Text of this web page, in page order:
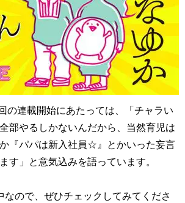
連載開始にあたっては、「チャラい
部やるしかないんだから、当然育児は
『パパは新入社員☆』とかいった妄言
す」と意気込みを語っています。
なので、ぜひチェックしてみてくださ